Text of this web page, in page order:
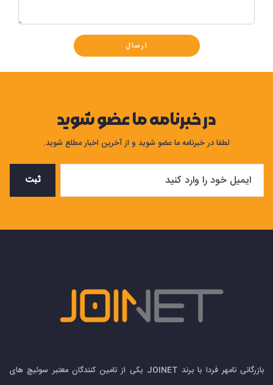
ارسال
در خبرنامه ما عضو شوید
لطفا در خبرنامه ما عضو شوید و از آخرین اخبار مطلع شوید.
ثبت
بازرگانی تامهر فردا با برند JOINET یکی از تامین کنندگان معتبر سوئیچ های